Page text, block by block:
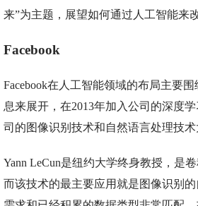
来”为主题，展望如何通过人工智能来
Facebook
Facebook在人工智能领域的布局主要
息来展开，在2013年加入公司的深度
司的图像识别技术和自然语言处理技术
Yann LeCun是纽约大学终身教授，是
而该技术的最主要应用就是图像识别